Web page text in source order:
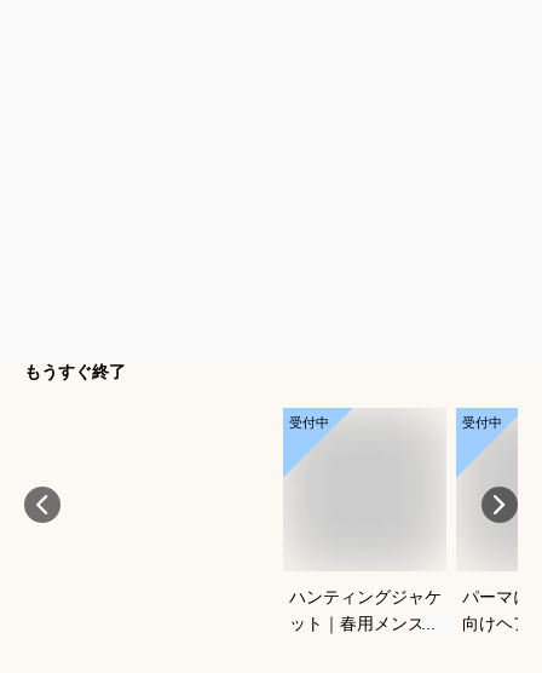
もうすぐ終了
受付中
ハンティングジャケ
ット｜春用メンズ向
受付中
パーマに
向けヘア